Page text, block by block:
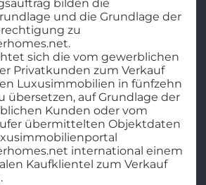
bilden die
und die Grundlage der
zu
sich die vom gewerblichen
Privatkunden zum Verkauf
Luxusimmobilien in fünfzehn
übersetzen, auf Grundlage der
Kunden oder vom
übermittelten Objektdaten
international einem
Kaufklientel zum Verkauf